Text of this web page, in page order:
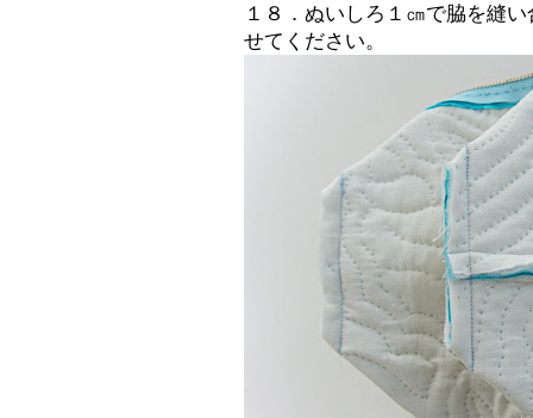
１８．ぬいしろ１㎝で脇を縫
せてください。